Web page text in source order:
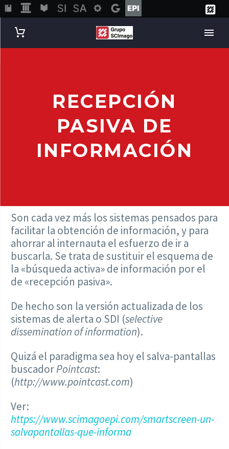
RECEPCIÓN
PASIVA DE
INFORMACIÓN
Son cada vez más los sistemas pensados para
facilitar la obtención de información, y para
ahorrar al internauta el esfuerzo de ir a
buscarla. Se trata de sustituir el esquema de
la «búsqueda activa» de información por el
de «recepción pasiva».
De hecho son la versión actualizada de los
sistemas de alerta o SDI (selective
dissemination of information).
Quizá el paradigma sea hoy el salva-pantallas
buscadorPointcast:
(http://www.pointcast.com)
Ver:
https://www.scimagoepi.com/smartscreen-un-
salvapantallas-que-informa